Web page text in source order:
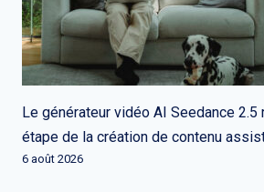
Le générateur vidéo AI Seedance
étape de la création de contenu
6 août 2026